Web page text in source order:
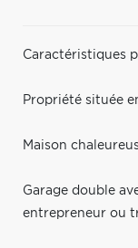
Caractéristiques
Propriété située
Maison
Garage double
entrepreneur ou